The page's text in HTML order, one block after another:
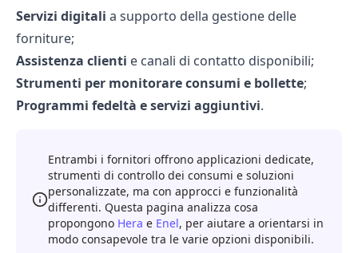
Servizi digitali a supporto della gestione delle
forniture;
Assistenza clienti e canali di contatto disponibili;
Strumenti per monitorare consumi e bollette;
Programmi fedeltà e servizi aggiuntivi.
Entrambi i fornitori offrono applicazioni dedicate,
strumenti di controllo dei consumi e soluzioni
personalizzate, ma con approcci e funzionalità
differenti. Questa pagina analizza cosa
propongono Hera e Enel, per aiutare a orientarsi in
modo consapevole tra le varie opzioni disponibili.